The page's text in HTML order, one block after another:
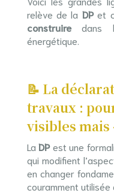
relève de la DPet
construiredans le
énergétique.
📝 La
travaux :
visibles mais
LaDPest une
qui modifient
en changer
couramment utilisée